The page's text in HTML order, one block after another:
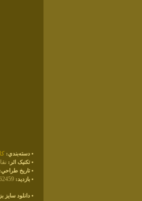
• دسته‌بندي:
• تکنيک اثر:
• تاريخ طراحي:
• بازديد:
• دانلود سايز